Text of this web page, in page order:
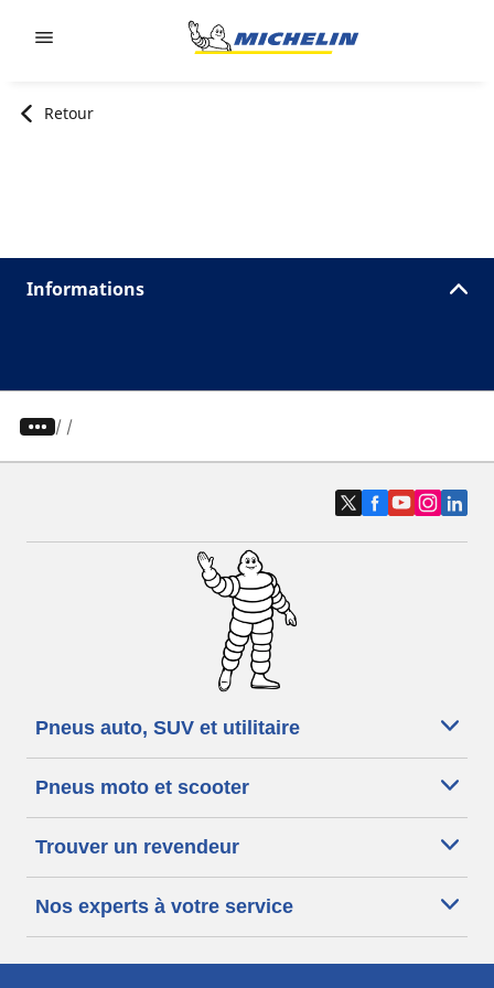
Retour
Informations
/
Pneus auto, SUV et utilitaire
Pneus moto et scooter
Trouver un revendeur
Nos experts à votre service